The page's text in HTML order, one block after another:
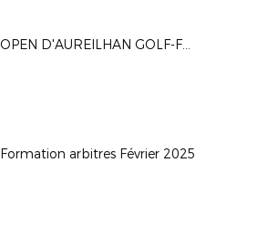
OPEN D'AUREILHAN GOLF-FOOT 2025
Formation arbitres Février 2025